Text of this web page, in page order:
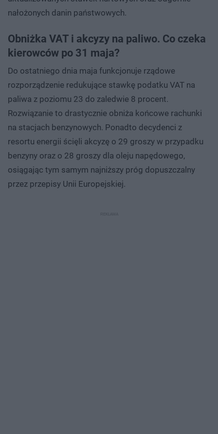
nałożonych danin państwowych.
Obniżka VAT i akcyzy na paliwo. Co czeka
kierowców po 31 maja?
Do ostatniego dnia maja funkcjonuje rządowe
rozporządzenie redukujące stawkę podatku VAT na
paliwa z poziomu 23 do zaledwie 8 procent.
Rozwiązanie to drastycznie obniża końcowe rachunki
na stacjach benzynowych. Ponadto decydenci z
resortu energii ścięli akcyzę o 29 groszy w przypadku
benzyny oraz o 28 groszy dla oleju napędowego,
osiągając tym samym najniższy próg dopuszczalny
przez przepisy Unii Europejskiej.